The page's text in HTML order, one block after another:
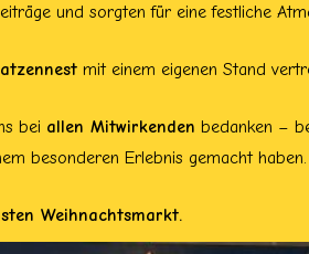
und sorgten für eine festliche
mit einem eigenen Stand
bei allen Mitwirkenden bedanken –
besonderen Erlebnis gemacht haben.
Weihnachtsmarkt.